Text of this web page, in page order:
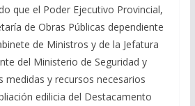
que el Poder Ejecutivo Provincial,
de Obras Públicas dependiente
de Ministros y de la Jefatura
del Ministerio de Seguridad y
medidas y recursos necesarios
edilicia del Destacamento